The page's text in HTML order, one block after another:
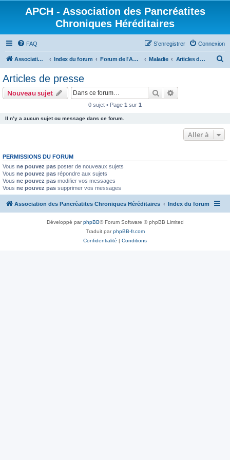
APCH - Association des Pancréatites
Chroniques Héréditaires
FAQ Connexion
S’enregistrer
Association des Pancréatites Chroniques Héréditaires Index du forum Forum de l'APCH Maladie Articles de presse
Articles de presse
Nouveau sujet Rechercher
0 sujet • Page 1 sur 1
Il n’y a aucun sujet ou message dans ce forum.
Aller à
PERMISSIONS DU FORUM
Vous ne pouvez pas poster de nouveaux sujets
Vous ne pouvez pas répondre aux sujets
Vous ne pouvez pas modifier vos messages
Vous ne pouvez pas supprimer vos messages
Association des Pancréatites Chroniques Héréditaires Index du forum
Développé parphpBB® Forum Software © phpBB Limited
Traduit parphpBB-fr.com
Confidentialité | Conditions